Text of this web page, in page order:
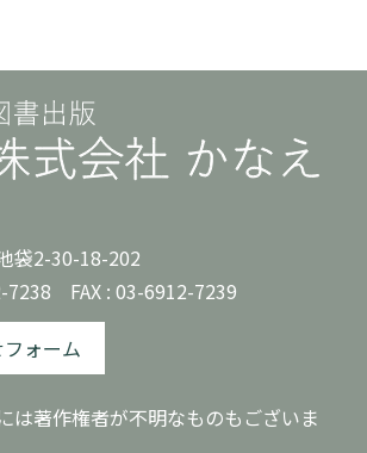
袋2-30-18-202
7238 FAX : 03-6912-7239
ォーム
は著作権者が不明なものもございま